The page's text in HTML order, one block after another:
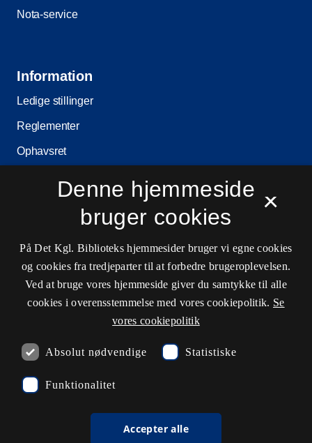
Nota-service
Information
Ledige stillinger
Reglementer
Ophavsret
Cookieindstillinger
Kontaktinformationer
3347 4747
EAN: 5798000795297
×
Denne hjemmeside
bruger cookies
På Det Kgl. Biblioteks hjemmesider bruger vi egne cookies
og cookies fra tredjeparter til at forbedre brugeroplevelsen.
Ved at bruge vores hjemmeside giver du samtykke til alle
cookies i overensstemmelse med vores cookiepolitik. Se
vores cookiepolitik
Absolut nødvendige Statistiske
Funktionalitet
Accepter alle